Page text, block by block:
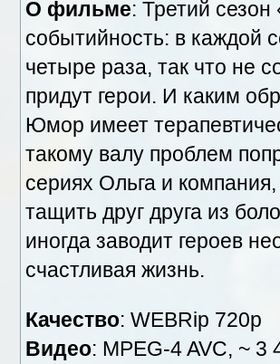
О фильме: Третий
событийность: в каждой
четыре раза, так что не
придут герои. И каким
Юмор имеет
такому валу проблем
сериях Ольга и
тащить друг друга из
иногда заводит героев
счастливая жизнь.
Качество: WEBRip 720p
Видео: MPEG-4 AVC, ~ 3